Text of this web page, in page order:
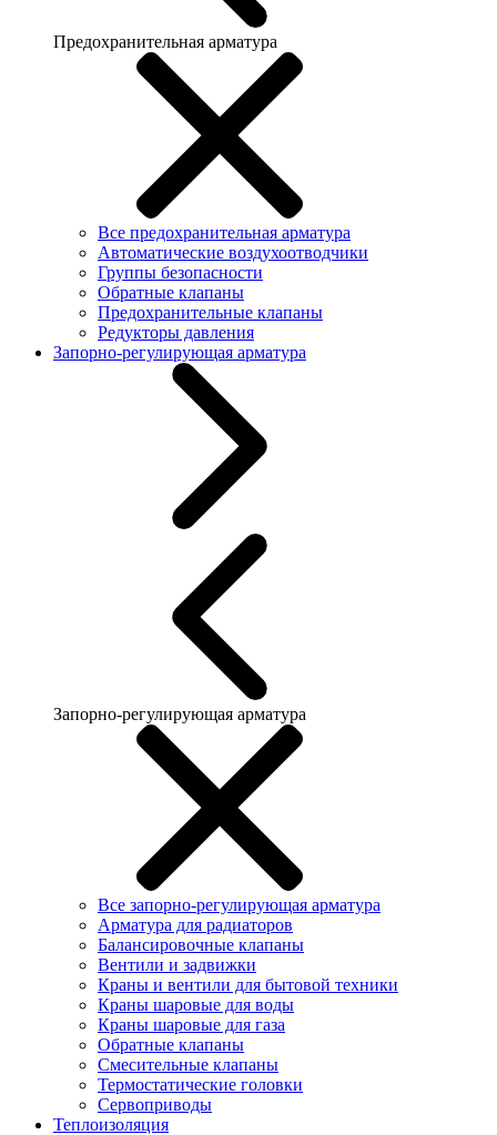
Предохранительная арматура
Все предохранительная арматура
Автоматические воздухоотводчики
Группы безопасности
Обратные клапаны
Предохранительные клапаны
Редукторы давления
Запорно-регулирующая арматура
Запорно-регулирующая арматура
Все запорно-регулирующая арматура
Арматура для радиаторов
Балансировочные клапаны
Вентили и задвижки
Краны и вентили для бытовой техники
Краны шаровые для воды
Краны шаровые для газа
Обратные клапаны
Смесительные клапаны
Термостатические головки
Сервоприводы
Теплоизоляция